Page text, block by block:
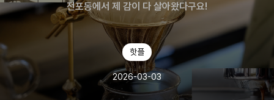
전포동에서 제 감이 다 살아왔다구요!
핫플
2026-03-03